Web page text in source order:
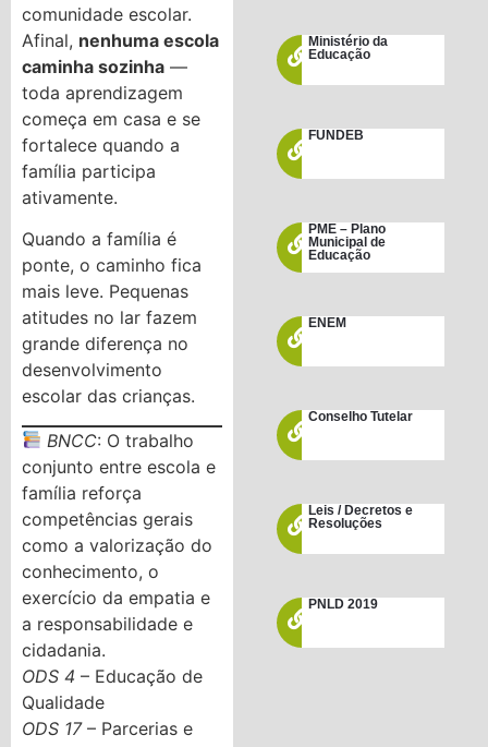
comunidade escolar.
Afinal, nenhuma escola
caminha sozinha —
toda aprendizagem
começa em casa e se
fortalece quando a
família participa
ativamente.
Quando a família é
ponte, o caminho fica
mais leve. Pequenas
atitudes no lar fazem
grande diferença no
desenvolvimento
escolar das crianças.
BNCC: O trabalho
conjunto entre escola e
família reforça
competências gerais
como a valorização do
conhecimento, o
exercício da empatia e
a responsabilidade e
cidadania.
ODS 4 – Educação de
Qualidade
ODS 17– Parcerias e
Ministério da
Educação
FUNDEB
PME – Plano
Municipal de
Educação
ENEM
Conselho Tutelar
Leis / Decretos e
Resoluções
PNLD 2019